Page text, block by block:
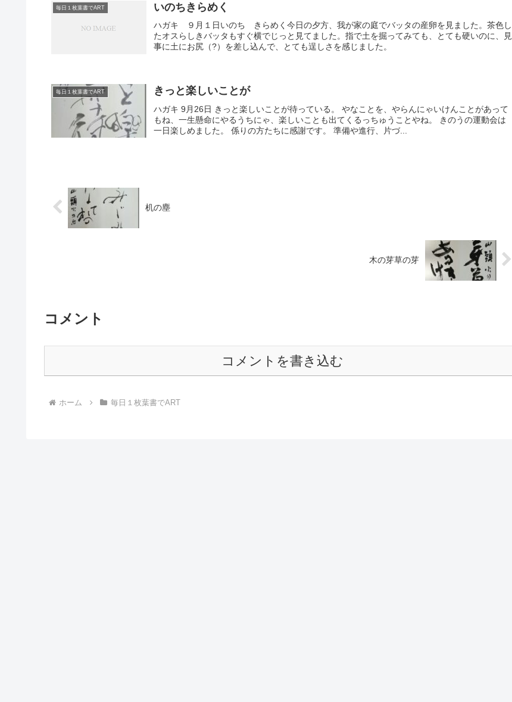
毎日１枚葉書でART いのちきらめく
ハガキ ９月１日いのち きらめく今日の夕方、我が家の庭でバッタの産卵を見ました。茶色し
たオスらしきバッタもすぐ横でじっと見てました。指で土を掘ってみても、とても硬いのに、見
事に土にお尻（?）を差し込んで、とても逞しさを感じました。
毎日１枚葉書でART きっと楽しいことが
ハガキ 9月26日 きっと楽しいことが待っている。 やなことを、やらんにゃいけんことがあって
もね、一生懸命にやるうちにゃ、楽しいことも出てくるっちゅうことやね。 きのうの運動会は
一日楽しめました。 係りの方たちに感謝です。 準備や進行、片づ...
机の塵
木の芽草の芽
コメント
コメントを書き込む
ホーム 毎日１枚葉書でART